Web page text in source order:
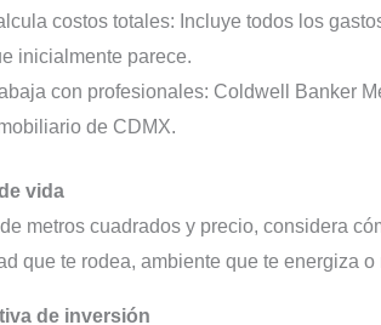
costos totales: Incluye todos los
inicialmente parece.
con profesionales: Coldwell Banker
de CDMX.
vida
metros cuadrados y precio, considera
que te rodea, ambiente que te energiza o
de inversión